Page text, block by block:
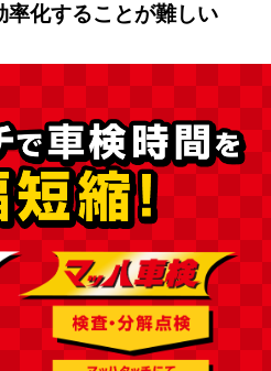
率化することが難しい